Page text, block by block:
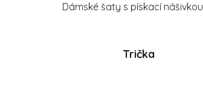
Dámské šaty s pískací
Trička